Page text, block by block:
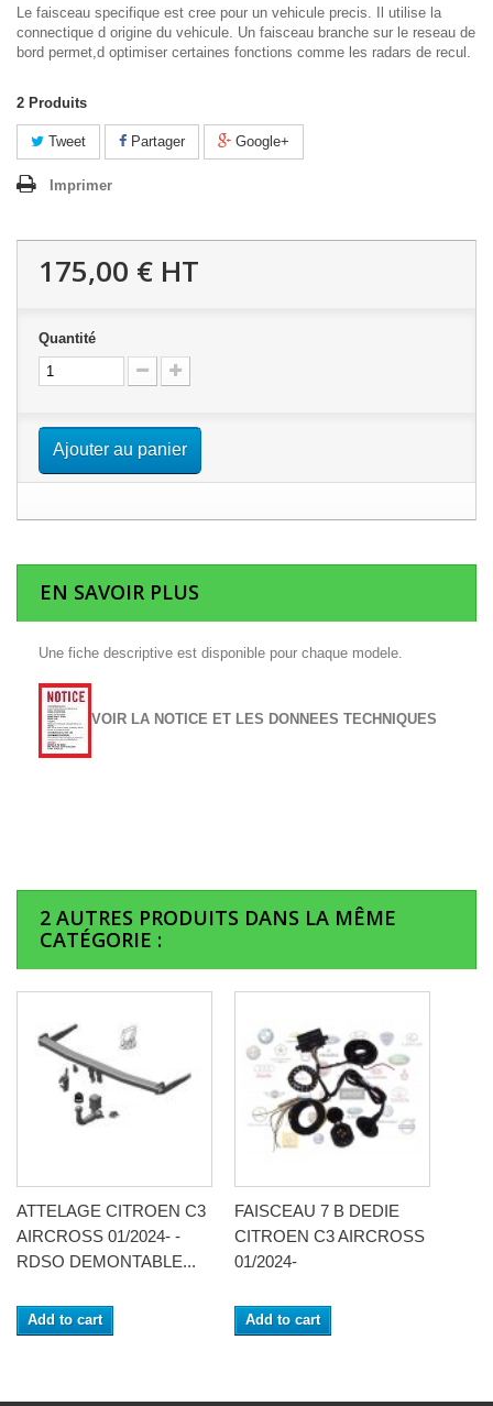
Le faisceau specifique est cree pour un vehicule precis. Il utilise la
connectique d origine du vehicule. Un faisceau branche sur le reseau de
bord permet,d optimiser certaines fonctions comme les radars de recul.
2 Produits
Tweet Partager Google+
Imprimer
175,00 € HT
Quantité
Ajouter au panier
EN SAVOIR PLUS
Une fiche descriptive est disponible pour chaque modele.
VOIR LA NOTICE ET LES DONNEES TECHNIQUES
2 AUTRES PRODUITS DANS LA MÊME
CATÉGORIE :
ATTELAGE CITROEN C3
AIRCROSS 01/2024- -
RDSO DEMONTABLE...
Add to cart
FAISCEAU 7 B DEDIE
CITROEN C3 AIRCROSS
01/2024-
Add to cart